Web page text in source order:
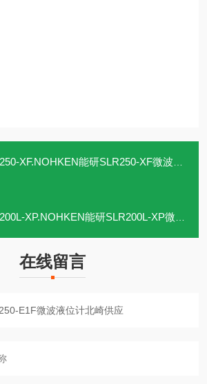
XF.NOHKEN能研SLR250-XF微波液位计北崎供应
XP.NOHKEN能研SLR200L-XP微波液位计北崎供应
在线留言